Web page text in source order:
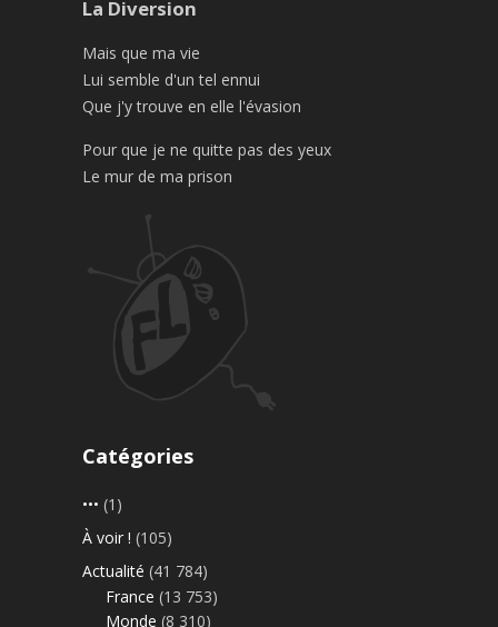
La Diversion
Mais que ma vie
Lui semble d'un tel ennui
Que j'y trouve en elle l'évasion
Pour que je ne quitte pas des yeux
Le mur de ma prison
Catégories
••• (1)
À voir ! (105)
Actualité (41 784)
France (13 753)
Monde (8 310)